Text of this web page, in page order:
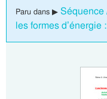
Paru dans ▶ Séquence
les formes d’énergie